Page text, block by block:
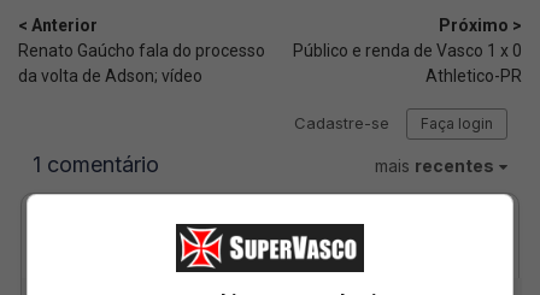
< Anterior
Renato Gaúcho fala do processo
da volta de Adson; vídeo
Próximo >
Público e renda de Vasco 1 x 0
Athletico-PR